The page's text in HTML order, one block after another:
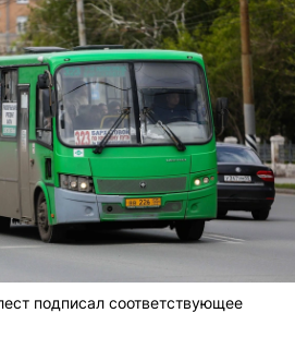
подписал соответствующее